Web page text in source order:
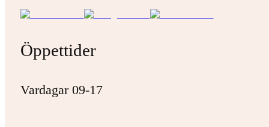
Öppettider
Vardagar 09-17